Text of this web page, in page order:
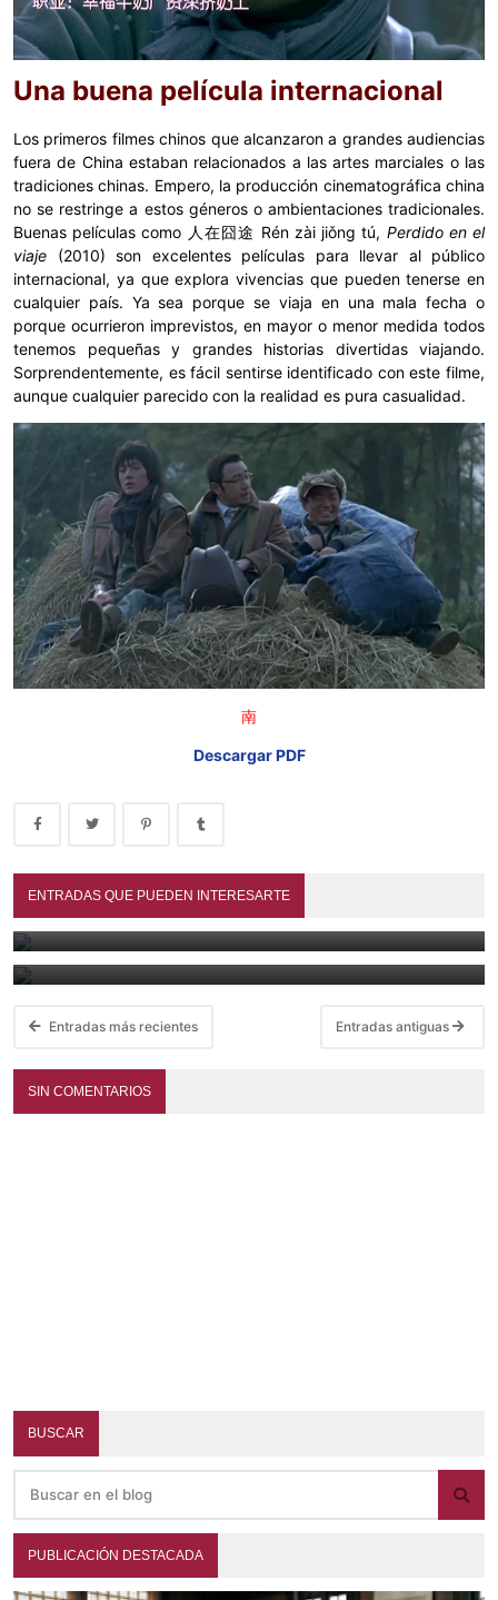
Una buena película internacional
Los primeros filmes chinos que alcanzaron a grandes audiencias
fuera de China estaban relacionados a las artes marciales o las
tradiciones chinas. Empero, la producción cinematográfica china
no se restringe a estos géneros o ambientaciones tradicionales.
Buenas películas como 人在囧途 Rén zài jiǒng tú, Perdido en el
viaje (2010) son excelentes películas para llevar al público
internacional, ya que explora vivencias que pueden tenerse en
cualquier país. Ya sea porque se viaja en una mala fecha o
porque ocurrieron imprevistos, en mayor o menor medida todos
tenemos pequeñas y grandes historias divertidas viajando.
Sorprendentemente, es fácil sentirse identificado con este filme,
aunque cualquier parecido con la realidad es pura casualidad.
南
Descargar PDF
ENTRADAS QUE PUEDEN INTERESARTE
A treinta mil lǐ de Cháng'ān (2023)
June 29, 2026
Las mejores películas chinas de 2025 - Animación, acción y
February 8, 2026
Entradas más recientes Entradas antiguas
SIN COMENTARIOS
BUSCAR
PUBLICACIÓN DESTACADA